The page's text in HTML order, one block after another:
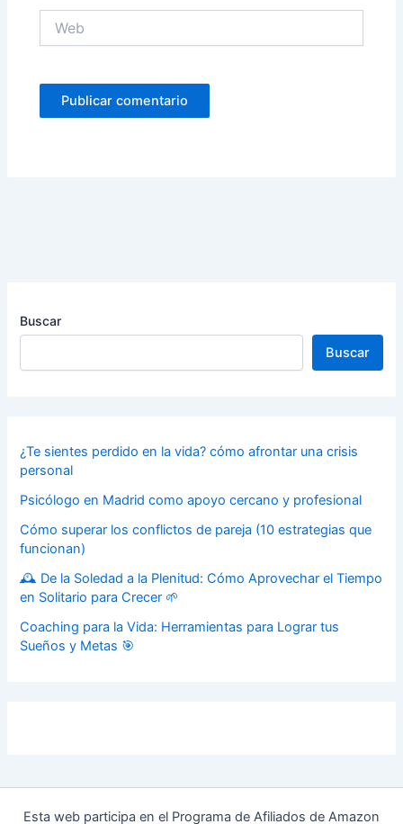
Buscar
Buscar
¿Te sientes perdido en la vida? cómo afrontar una crisis
personal
Psicólogo en Madrid como apoyo cercano y profesional
Cómo superar los conflictos de pareja (10 estrategias que
funcionan)
🕰️ De la Soledad a la Plenitud: Cómo Aprovechar el Tiempo
en Solitario para Crecer 🌱
Coaching para la Vida: Herramientas para Lograr tus
Sueños y Metas 🎯
Esta web participa en el Programa de Afiliados de Amazon